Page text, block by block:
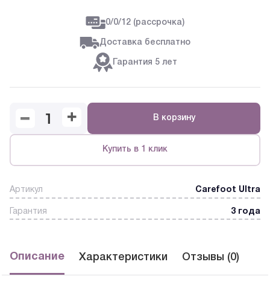
0/0/12 (рассрочка)
Доставка бесплатно
Гарантия 5 лет
В корзину
Купить в 1 клик
Артикул Carefoot Ultra
Гарантия 3 года
Описание Характеристики Отзывы (0)